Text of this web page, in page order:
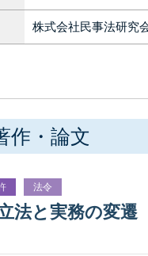
株式会社民事法研究
・論文
法令
法と実務の変遷